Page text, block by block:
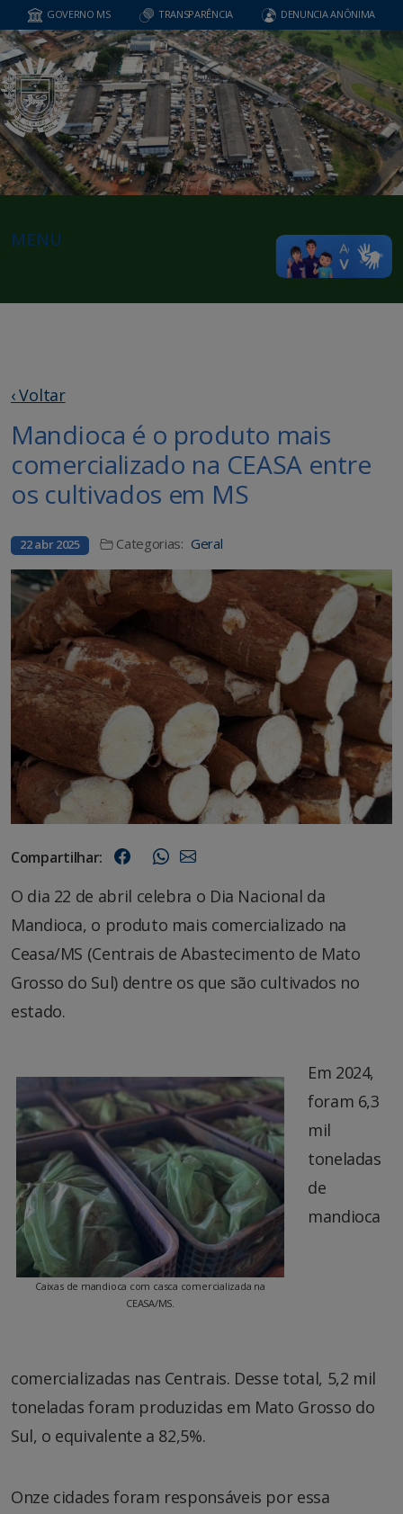
GOVERNO MS TRANSPARÊNCIA DENUNCIA ANÔNIMA
MENU
‹ Voltar
Mandioca é o produto mais
comercializado na CEASA entre
os cultivados em MS
22 abr 2025 Categorias: Geral
Compartilhar:
O dia 22 de abril celebra o Dia Nacional da
Mandioca, o produto mais comercializado na
Ceasa/MS (Centrais de Abastecimento de Mato
Grosso do Sul) dentre os que são cultivados no
estado.
Caixas de mandioca com casca comercializada na
CEASA/MS.
Em 2024,
foram 6,3
mil
toneladas
de
mandioca
comercializadas nas Centrais. Desse total, 5,2 mil
toneladas foram produzidas em Mato Grosso do
Sul, o equivalente a 82,5%.
Onze cidades foram responsáveis por essa